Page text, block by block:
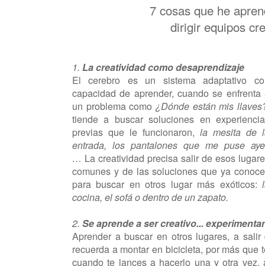
7 cosas que he
dirigir equipos
1. La creatividad como desaprendizaje
El cerebro es un sistema adaptativo
capacidad de aprender, cuando se enfrenta
un problema como ¿Dónde están mis
tiende a buscar soluciones en
previas que le funcionaron, la mesita de
entrada, los pantalones que me puse
… La creatividad precisa salir de esos
comunes y de las soluciones que ya
para buscar en otros lugar más exóticos:
cocina, el sofá o dentro de un zapato.
2. Se aprende a ser creativo...
Aprender a buscar en otros lugares, a
recuerda a montar en bicicleta, por más
cuando te lances a hacerlo una y otra vez,